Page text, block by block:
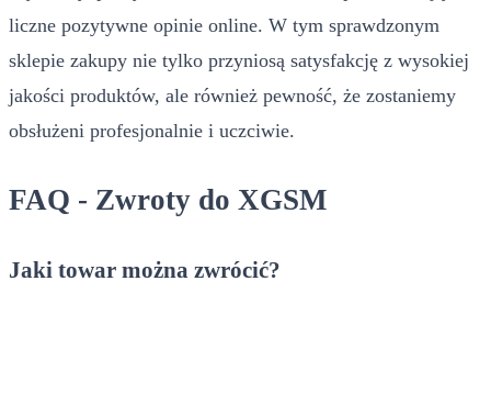
liczne pozytywne opinie online. W tym sprawdzonym
sklepie zakupy nie tylko przyniosą satysfakcję z wysokiej
jakości produktów, ale również pewność, że zostaniemy
obsłużeni profesjonalnie i uczciwie.
FAQ - Zwroty do XGSM
Jaki towar można zwrócić?